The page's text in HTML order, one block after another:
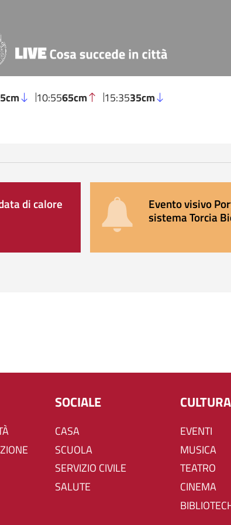
10:5565cm 15:3535cm
di calore Evento visivo
sistema Torcia
SOCIALE
CASA
SCUOLA
SERVIZIO CIVILE
SALUTE
CULTURA
EVENTI
MUSICA
TEATRO
CINEMA